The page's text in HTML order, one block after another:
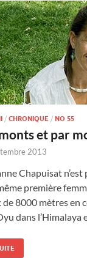
/ CHRONIQUE / NO 55
et par
2013
Chapuisat
première
de 8000 mètres en
dans l’Himalaya